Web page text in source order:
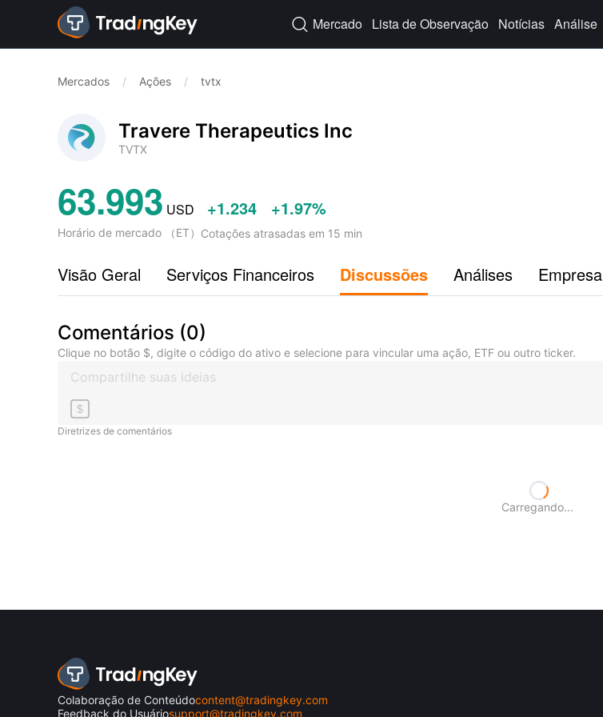
 Mercado Lista de Observação Notícias Análise
Mercados / Ações / tvtx
Travere Therapeutics Inc
TVTX
63.993 USD +1.234 +1.97%
Horário de mercado （ET） Cotações atrasadas em 15 min
Visão Geral Serviços Financeiros Discussões Análises Empresa
Comentários (0)
Clique no botão $, digite o código do ativo e selecione para vincular uma ação, ETF ou outro ticker.
$
Diretrizes de comentários
Carregando...
Colaboração de Conteúdocontent@tradingkey.com
Feedback do Usuáriosupport@tradingkey.com